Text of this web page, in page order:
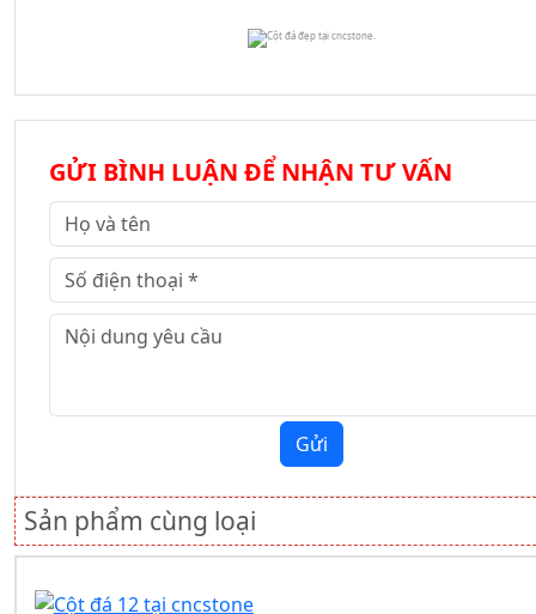
GỬI BÌNH LUẬN ĐỂ NHẬN TƯ VẤN
Gửi
Sản phẩm cùng loại